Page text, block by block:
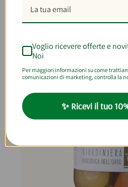
AGGIUNGI AL CARRELLO
Voglio ricevere offerte e
Noi
Per maggiori informazioni su come
comunicazioni di marketing, controlla la
✨ Ricevi il tuo